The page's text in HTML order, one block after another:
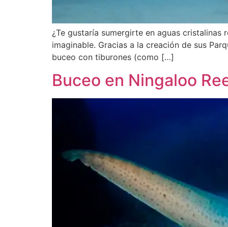
¿Te gustaría sumergirte en aguas cristalinas
imaginable. Gracias a la creación de sus
buceo con tiburones (como […]
Buceo en Ningaloo